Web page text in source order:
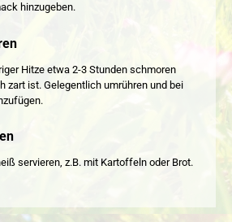
hinzugeben.
Hitze etwa 2-3 Stunden schmoren
zart ist. Gelegentlich umrühren und bei
servieren, z.B. mit Kartoffeln oder Brot.